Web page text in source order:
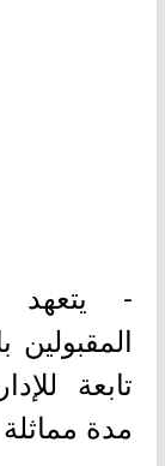
- يتعهد
تابعة
مدة